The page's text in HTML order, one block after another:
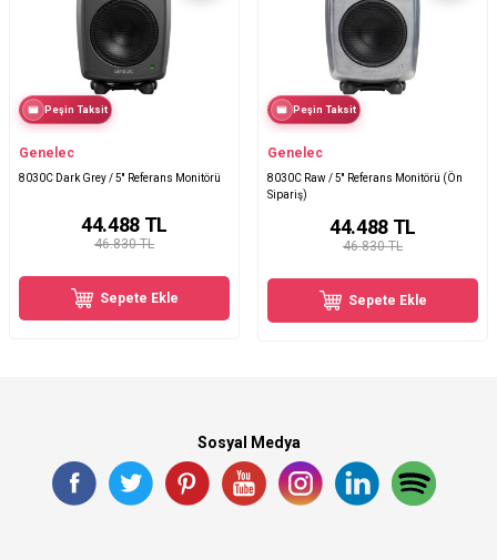
Peşin Taksit
Genelec
8030C Dark Grey / 5'' Referans Monitörü
46.830 TL
44.488TL
Sepete Ekle
Peşin Taksit
Genelec
8030C Raw / 5'' Referans Monitörü (Ön
Sipariş)
46.830 TL
44.488TL
Sepete Ekle
Sosyal Medya